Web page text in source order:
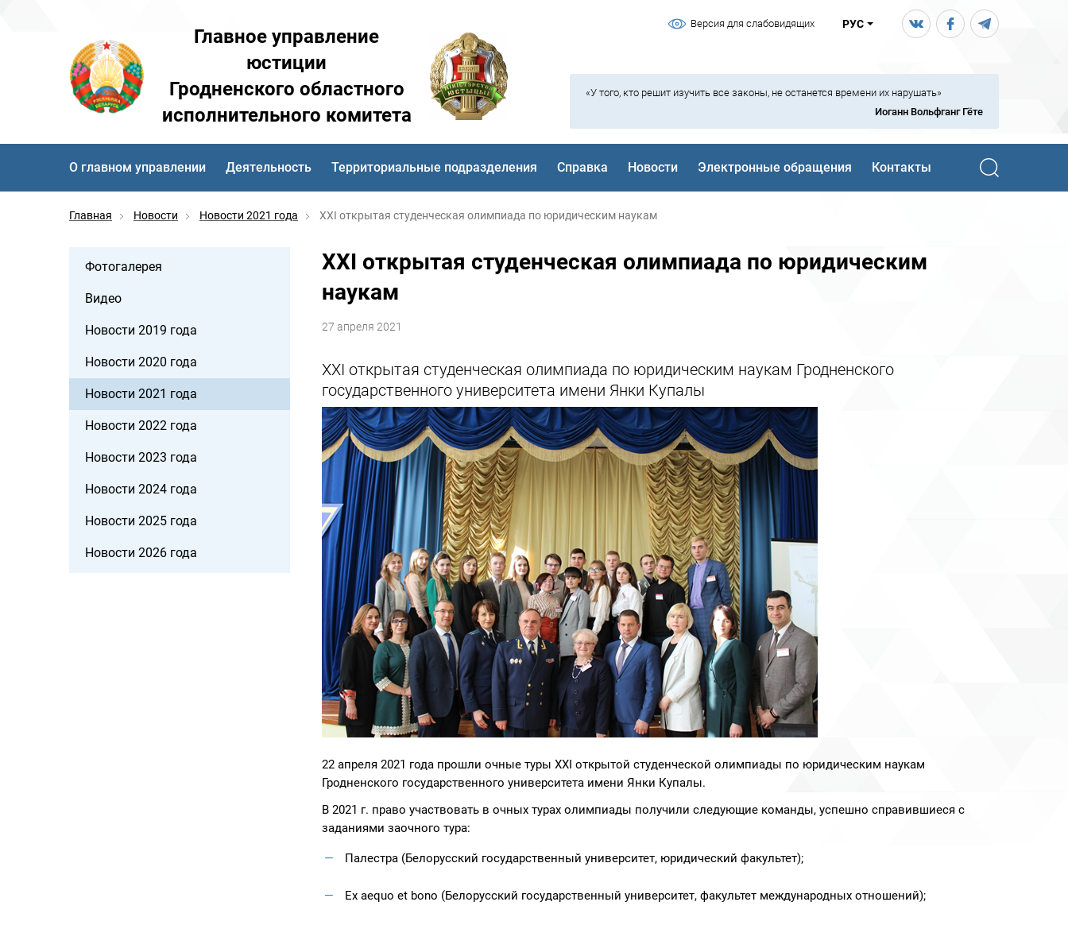
Версия для слабовидящих РУС
Главное управление
юстиции
Гродненского областного
исполнительного комитета
«У того, кто решит изучить все законы, не останется времени их нарушать»
Иоганн Вольфганг Гёте
О главном управлении Деятельность Территориальные подразделения Справка Новости Электронные обращения Контакты
Главная Новости Новости 2021 года XXI открытая студенческая олимпиада по юридическим наукам
XXI открытая студенческая олимпиада по юридическим
наукам
27 апреля 2021
XXI открытая студенческая олимпиада по юридическим наукам Гродненского
государственного университета имени Янки Купалы
22 апреля 2021 года прошли очные туры XXI открытой студенческой олимпиады по юридическим наукам
Гродненского государственного университета имени Янки Купалы.
В 2021 г. право участвовать в очных турах олимпиады получили следующие команды, успешно справившиеся с
заданиями заочного тура:
Палестра (Белорусский государственный университет, юридический факультет);
Ex aequo et bono (Белорусский государственный университет, факультет международных отношений);
Фотогалерея
Видео
Новости 2019 года
Новости 2020 года
Новости 2021 года
Новости 2022 года
Новости 2023 года
Новости 2024 года
Новости 2025 года
Новости 2026 года